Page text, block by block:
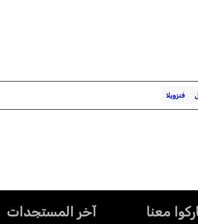
فنزويلا
معنا آخر المستجدات